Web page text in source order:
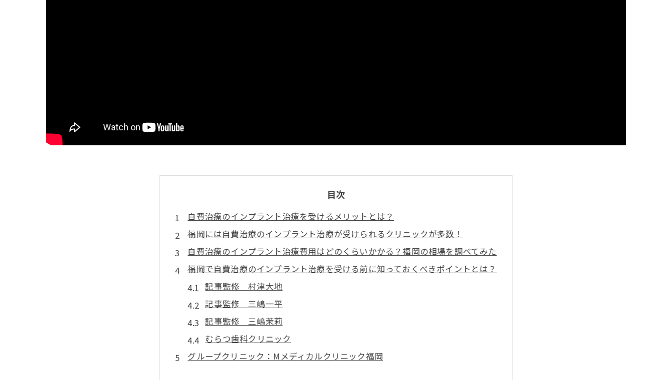
目次
自費治療のインプラント治療を受けるメリットとは？
福岡には自費治療のインプラント治療が受けられるクリニックが多数！
自費治療のインプラント治療費用はどのくらいかかる？福岡の相場を調べてみた
福岡で自費治療のインプラント治療を受ける前に知っておくべきポイントとは？
記事監修 村津大地
記事監修 三嶋一平
記事監修 三嶋茉莉
むらつ歯科クリニック
グループクリニック：Mメディカルクリニック福岡